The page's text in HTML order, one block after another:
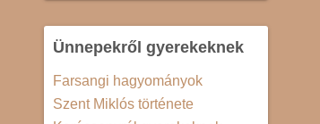
Ünnepekről gyerekeknek
Farsangi hagyományok
Szent Miklós története